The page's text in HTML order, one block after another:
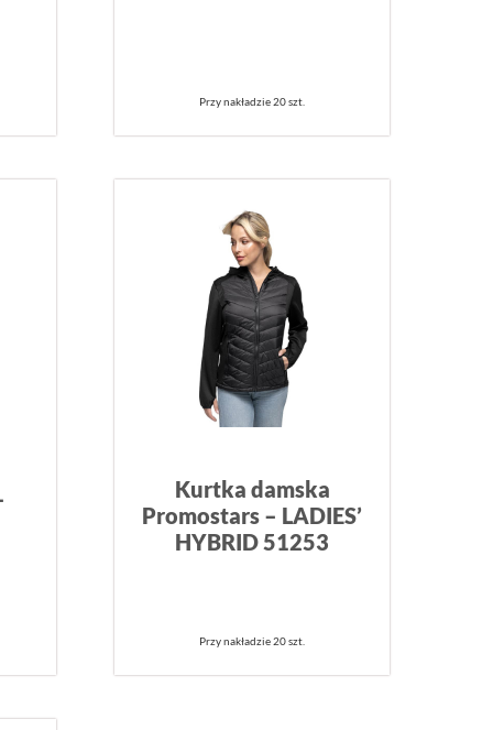
Przy nakładzie 20 szt.
Kurtka damska
Promostars – LADIES’
HYBRID 51253
Przy nakładzie 20 szt.